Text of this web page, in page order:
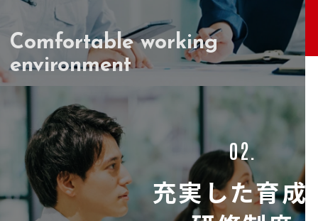
Comfortable working
environment
02.
充実した育成